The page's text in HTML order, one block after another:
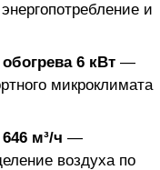
и
6 кВт —
микроклимата
м³/ч —
воздуха по